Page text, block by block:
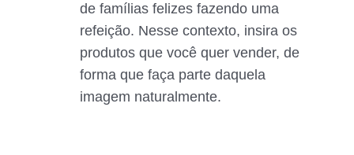
de famílias felizes fazendo uma
refeição. Nesse contexto, insira os
produtos que você quer vender, de
forma que faça parte daquela
imagem naturalmente.